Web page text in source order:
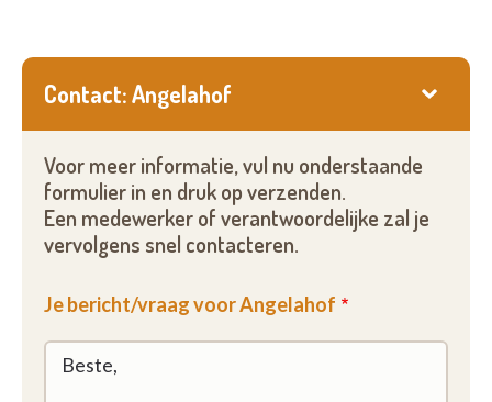
Contact: Angelahof
Voor meer informatie, vul nu onderstaande
formulier in en druk op verzenden.
Een medewerker of verantwoordelijke zal je
vervolgens snel contacteren.
Je bericht/vraag voor Angelahof